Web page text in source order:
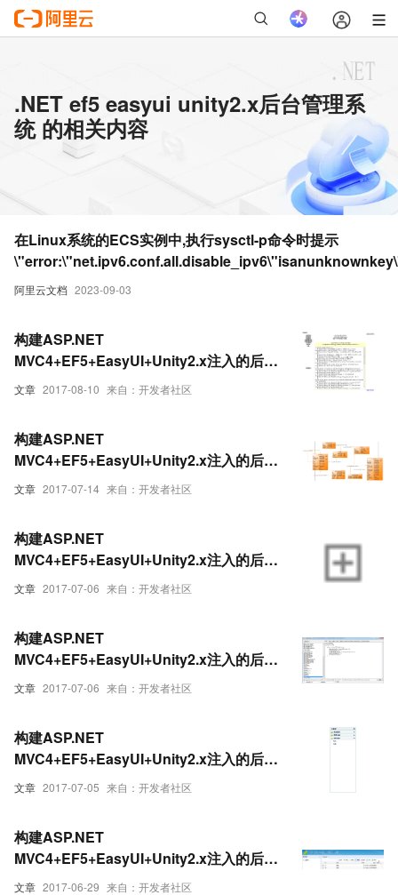
.NET ef5 easyui unity2.x后台管理系
统 的相关内容
阿里云文档 2023-09-03
在Linux系统的ECS实例中,执行sysctl-p命令时提示
误怎么办_云服务器 ECS(ECS)
文章 2017-08-10 来自：开发者社区
构建ASP.NET
MVC4+EF5+EasyUI+Unity2.x注入的后台
管理系统（13）-系统日志和异常的处理③
文章 2017-07-14 来自：开发者社区
构建ASP.NET
MVC4+EF5+EasyUI+Unity2.x注入的后台
管理系统（15）-权限管理系统准备
文章 2017-07-06 来自：开发者社区
构建ASP.NET
MVC4+EF5+EasyUI+Unity2.x注入的后台
管理系统（8）-MVC与EasyUI DataGrid
文章 2017-07-06 来自：开发者社区
构建ASP.NET
MVC4+EF5+EasyUI+Unity2.x注入的后台
管理系统（25）-权限管理系统-系统管理员
文章 2017-07-05 来自：开发者社区
构建ASP.NET
MVC4+EF5+EasyUI+Unity2.x注入的后台
管理系统（10）-系统菜单栏[附源码]
文章 2017-06-29 来自：开发者社区
构建ASP.NET
MVC4+EF5+EasyUI+Unity2.x注入的后台
管理系统（9）-MVC与EasyUI结合增删改